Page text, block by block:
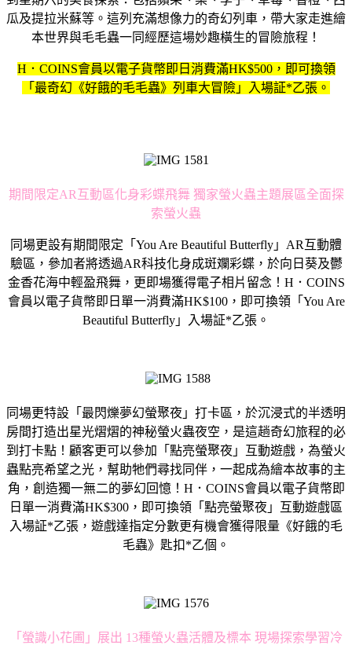
瓜及提拉米蘇等。這列充滿想像力的奇幻列車，帶大家走進繪
本世界與毛毛蟲一同經歷這場妙趣橫生的冒險旅程！
H．COINS會員以電子貨幣即日消費滿HK$500，即可換領
「最奇幻《好餓的毛毛蟲》列車大冒險」入場証*乙張。
期間限定AR互動區化身彩蝶飛舞 獨家螢火蟲主題展區全面探
索螢火蟲
同場更設有期間限定「You Are Beautiful Butterfly」AR互動體
驗區，參加者將透過AR科技化身成斑斕彩蝶，於向日葵及鬱
金香花海中輕盈飛舞，更即場獲得電子相片留念！H．COINS
會員以電子貨幣即日單一消費滿HK$100，即可換領「You Are
Beautiful Butterfly」入場証*乙張。
同場更特設「最閃爍夢幻螢聚夜」打卡區，於沉浸式的半透明
房間打造出星光熠熠的神秘螢火蟲夜空，是這趟奇幻旅程的必
到打卡點！顧客更可以參加「點亮螢聚夜」互動遊戲，為螢火
蟲點亮希望之光，幫助牠們尋找同伴，一起成為繪本故事的主
角，創造獨一無二的夢幻回憶！H．COINS會員以電子貨幣即
日單一消費滿HK$300，即可換領「點亮螢聚夜」互動遊戲區
入場証*乙張，遊戲達指定分數更有機會獲得限量《好餓的毛
毛蟲》匙扣*乙個。
「螢識小花圃」展出 13種螢火蟲活體及標本 現場探索學習冷